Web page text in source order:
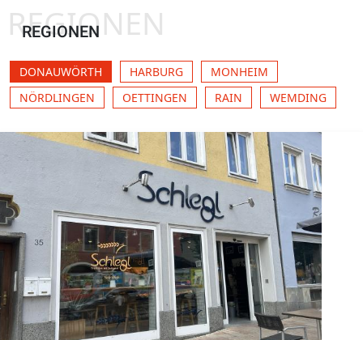
REGIONEN
REGIONEN
DONAUWÖRTH HARBURG
MONHEIM
NÖRDLINGEN
OETTINGEN RAIN WEMDING